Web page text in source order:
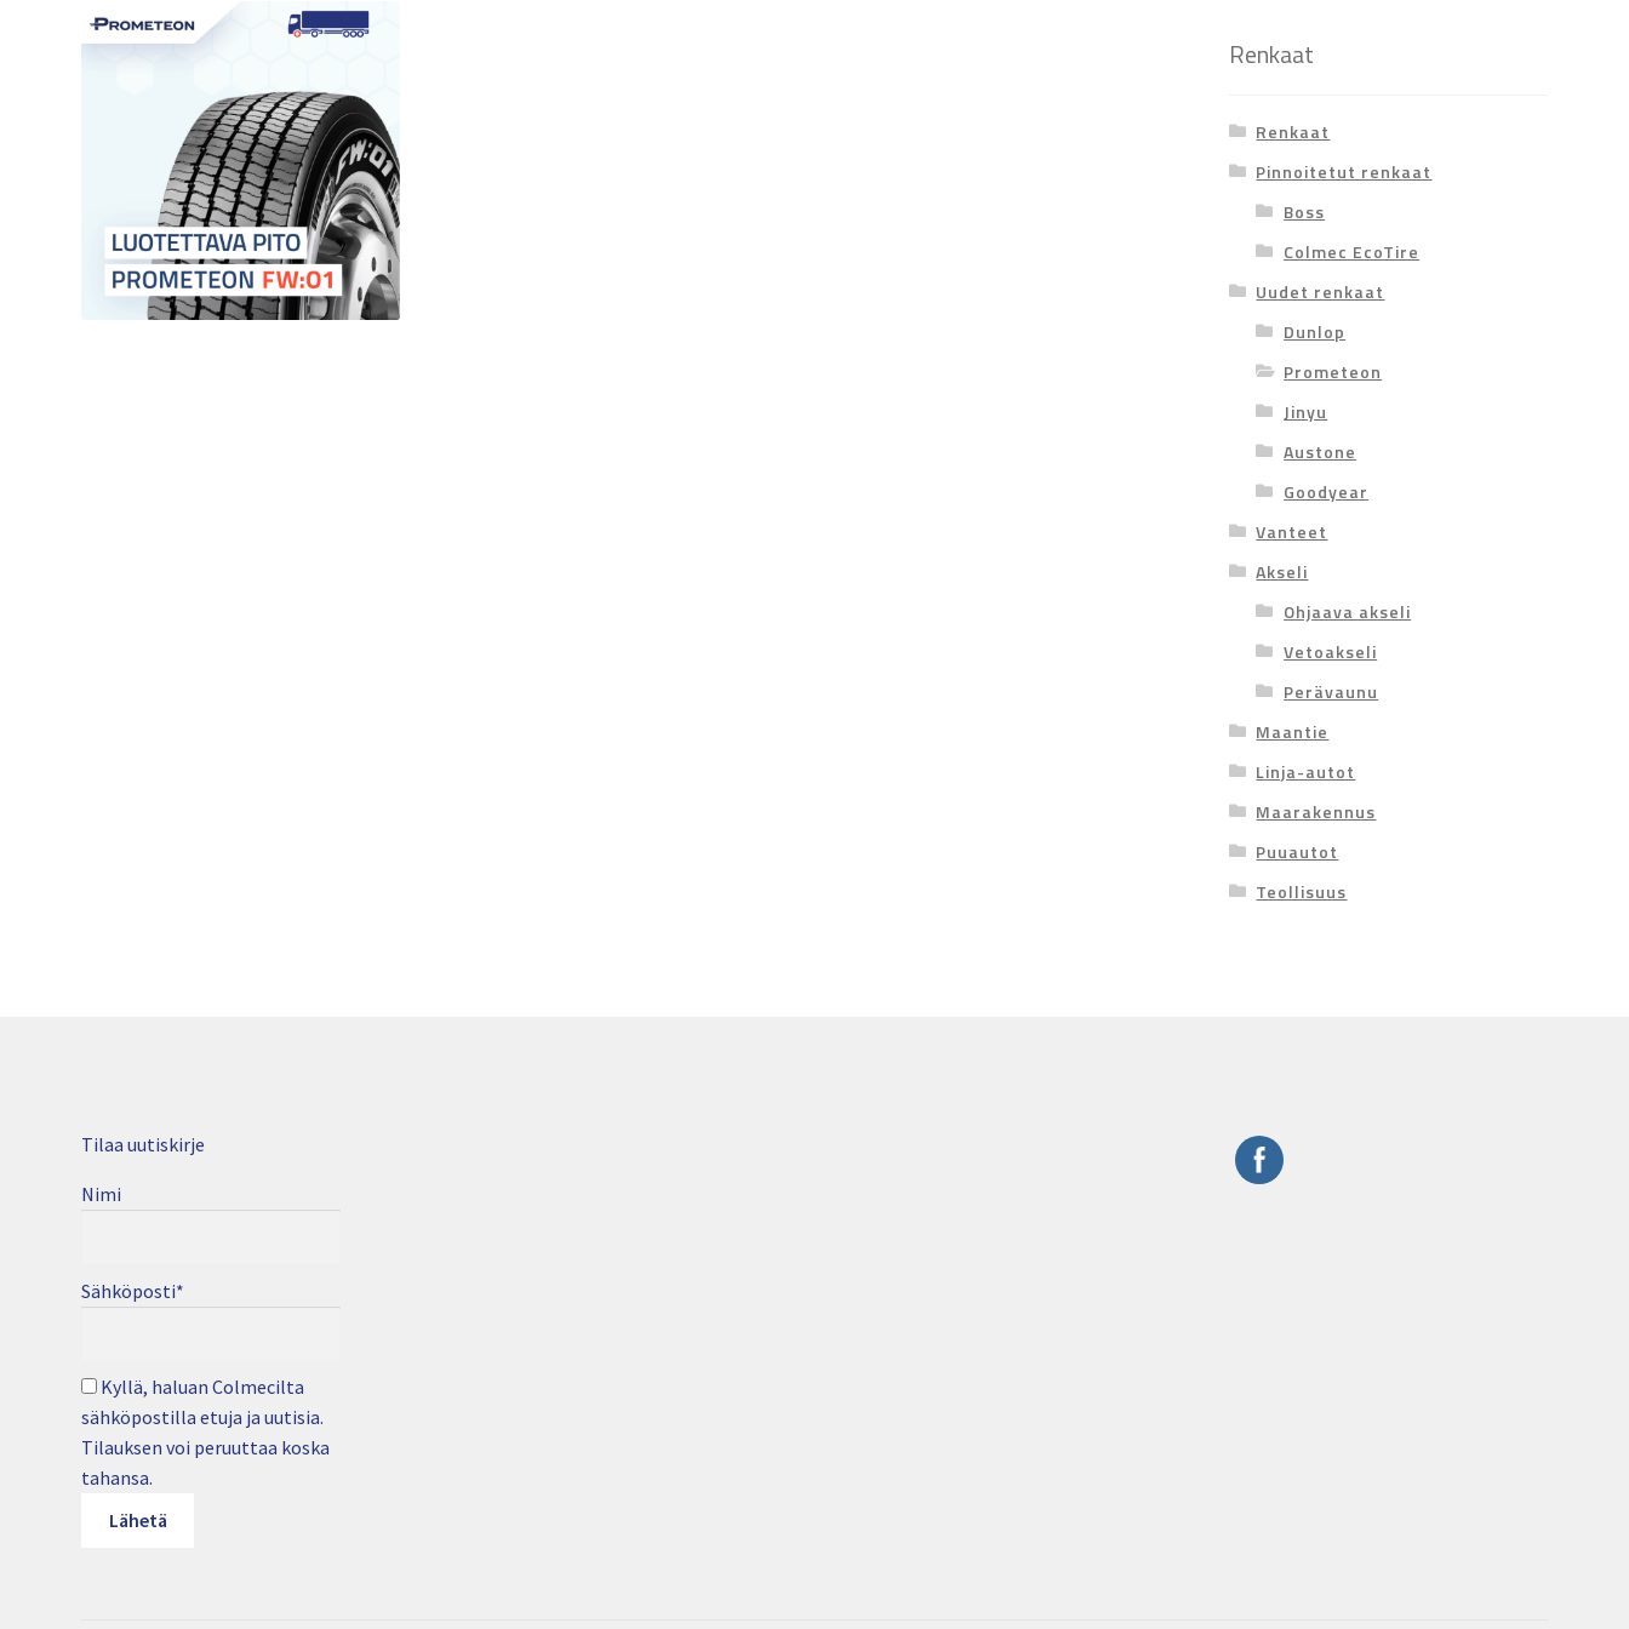
Renkaat
Renkaat
Pinnoitetut renkaat
Boss
Colmec EcoTire
Uudet renkaat
Dunlop
Prometeon
Jinyu
Austone
Goodyear
Vanteet
Akseli
Ohjaava akseli
Vetoakseli
Perävaunu
Maantie
Linja-autot
Maarakennus
Puuautot
Teollisuus
Tilaa uutiskirje
Nimi
Sähköposti*
Kyllä, haluan Colmecilta
sähköpostilla etuja ja uutisia.
Tilauksen voi peruuttaa koska
tahansa.